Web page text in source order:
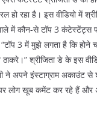
हो रहा है। इस वीडियो में
में कौन-से टॉप 3 कंटेस्टेंट्स
3 में मुझे लगता है कि होने
श्रीजिता डे के इस
ने अपने इंस्टाग्राम अकाउंट से
लोग खूब कमेंट कर रहे हैं और